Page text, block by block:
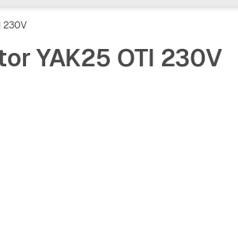
230V
YAK25 OTI 230V